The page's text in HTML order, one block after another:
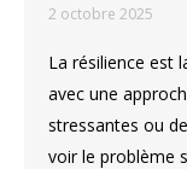
2 octobre 2025
La résilience est
avec une
stressantes ou
voir le problème